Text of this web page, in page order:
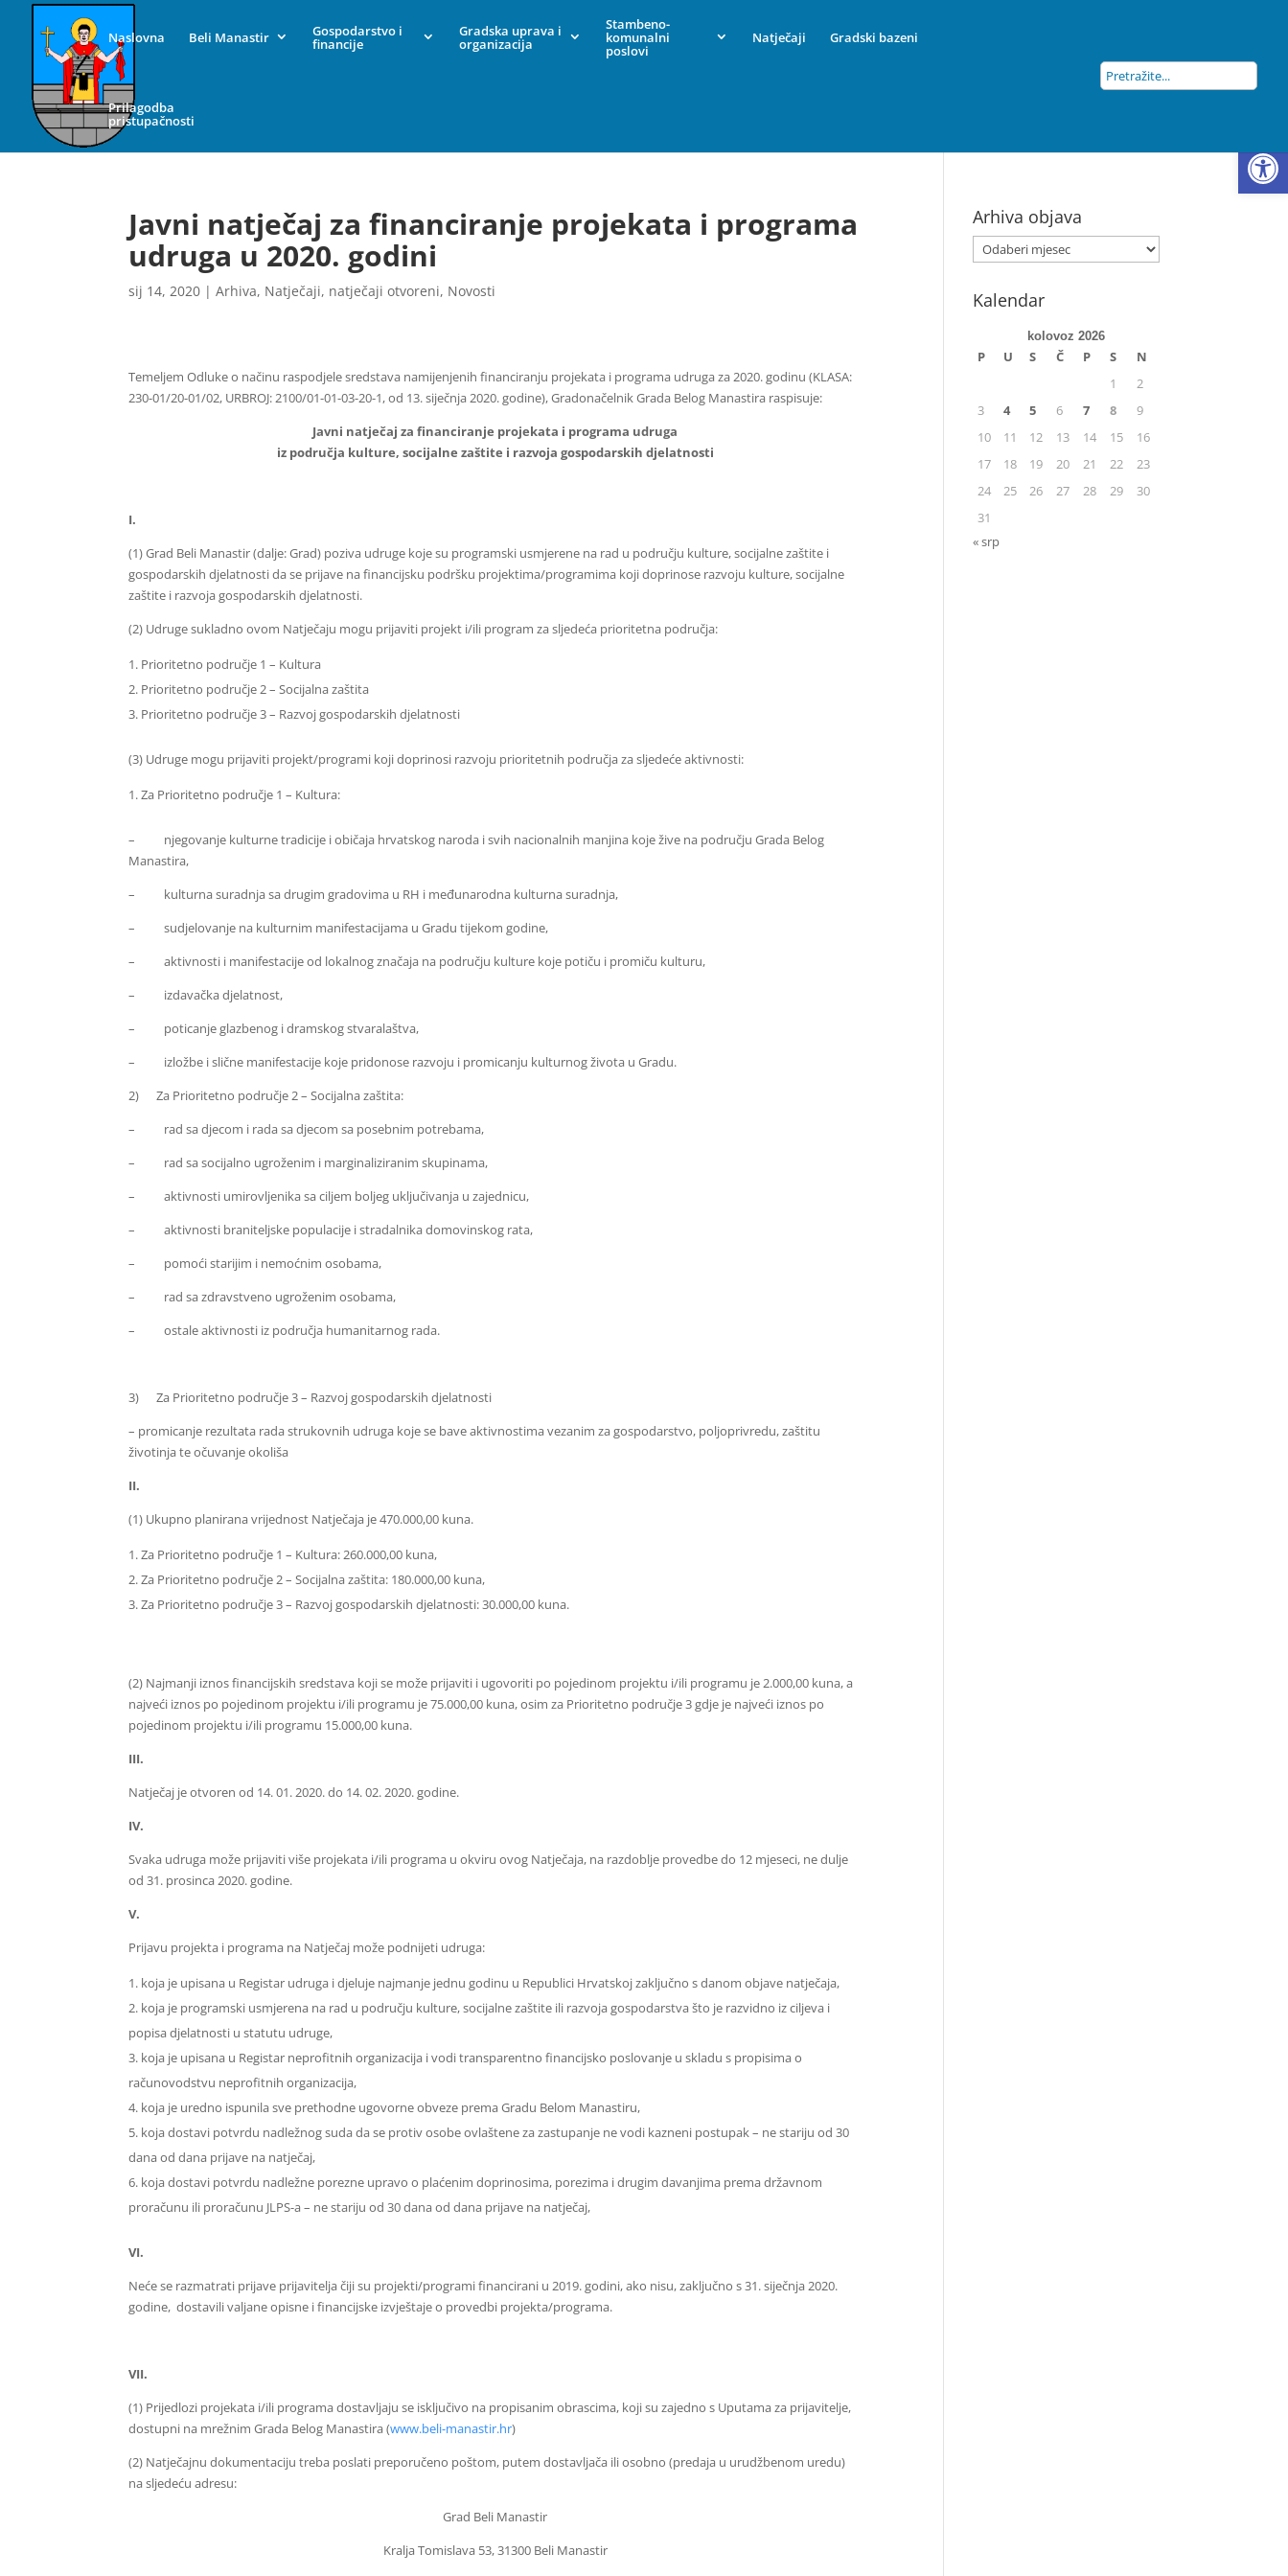
Naslovna Beli Manastir Gospodarstvo i
financije
Gradska uprava i
organizacija
Stambeno-
komunalni
poslovi
Natječaji Gradski bazeni
Prilagodba
pristupačnosti
Javni natječaj za financiranje projekata i programa
udruga u 2020. godini
sij 14, 2020 |Arhiva, Natječaji, natječaji otvoreni, Novosti
Temeljem Odluke o načinu raspodjele sredstava namijenjenih financiranju projekata i programa udruga za 2020. godinu (KLASA:
230-01/20-01/02, URBROJ: 2100/01-01-03-20-1, od 13. siječnja 2020. godine), Gradonačelnik Grada Belog Manastira raspisuje:
Javni natječaj za financiranje projekata i programa udruga
iz područja kulture, socijalne zaštite i razvoja gospodarskih djelatnosti
I.
(1) Grad Beli Manastir (dalje: Grad) poziva udruge koje su programski usmjerene na rad u području kulture, socijalne zaštite i
gospodarskih djelatnosti da se prijave na financijsku podršku projektima/programima koji doprinose razvoju kulture, socijalne
zaštite i razvoja gospodarskih djelatnosti.
(2) Udruge sukladno ovom Natječaju mogu prijaviti projekt i/ili program za sljedeća prioritetna područja:
Prioritetno područje 1 – Kultura
Prioritetno područje 2 – Socijalna zaštita
Prioritetno područje 3 – Razvoj gospodarskih djelatnosti
(3) Udruge mogu prijaviti projekt/programi koji doprinosi razvoju prioritetnih područja za sljedeće aktivnosti:
Za Prioritetno područje 1 – Kultura:
– njegovanje kulturne tradicije i običaja hrvatskog naroda i svih nacionalnih manjina koje žive na području Grada Belog
Manastira,
– kulturna suradnja sa drugim gradovima u RH i međunarodna kulturna suradnja,
–sudjelovanje na kulturnim manifestacijama u Gradu tijekom godine,
–aktivnosti i manifestacije od lokalnog značaja na području kulture koje potiču i promiču kulturu,
– izdavačka djelatnost,
– poticanje glazbenog i dramskog stvaralaštva,
– izložbe i slične manifestacije koje pridonose razvoju i promicanju kulturnog života u Gradu.
2)Za Prioritetno područje 2 – Socijalna zaštita:
– rad sa djecom i rada sa djecom sa posebnim potrebama,
– rad sa socijalno ugroženim i marginaliziranim skupinama,
–aktivnosti umirovljenika sa ciljem boljeg uključivanja u zajednicu,
–aktivnosti braniteljske populacije i stradalnika domovinskog rata,
– pomoći starijim i nemoćnim osobama,
– rad sa zdravstveno ugroženim osobama,
–ostale aktivnosti iz područja humanitarnog rada.
3)Za Prioritetno područje 3 – Razvoj gospodarskih djelatnosti
– promicanje rezultata rada strukovnih udruga koje se bave aktivnostima vezanim za gospodarstvo, poljoprivredu, zaštitu
životinja te očuvanje okoliša
II.
(1) Ukupno planirana vrijednost Natječaja je 470.000,00 kuna.
Za Prioritetno područje 1 – Kultura: 260.000,00 kuna,
Za Prioritetno područje 2 – Socijalna zaštita: 180.000,00 kuna,
Za Prioritetno područje 3 – Razvoj gospodarskih djelatnosti: 30.000,00 kuna.
(2) Najmanji iznos financijskih sredstava koji se može prijaviti i ugovoriti po pojedinom projektu i/ili programu je 2.000,00 kuna, a
najveći iznos po pojedinom projektu i/ili programu je 75.000,00 kuna, osim za Prioritetno područje 3 gdje je najveći iznos po
pojedinom projektu i/ili programu 15.000,00 kuna.
III.
Natječaj je otvoren od 14. 01. 2020. do 14. 02. 2020. godine.
IV.
Svaka udruga može prijaviti više projekata i/ili programa u okviru ovog Natječaja, na razdoblje provedbe do 12 mjeseci, ne dulje
od 31. prosinca 2020. godine.
V.
Prijavu projekta i programa na Natječaj može podnijeti udruga:
koja je upisana u Registar udruga i djeluje najmanje jednu godinu u Republici Hrvatskoj zaključno s danom objave natječaja,
koja je programski usmjerena na rad u području kulture, socijalne zaštite ili razvoja gospodarstva što je razvidno iz ciljeva i
popisa djelatnosti u statutu udruge,
koja je upisana u Registar neprofitnih organizacija i vodi transparentno financijsko poslovanje u skladu s propisima o
računovodstvu neprofitnih organizacija,
koja je uredno ispunila sve prethodne ugovorne obveze prema Gradu Belom Manastiru,
koja dostavi potvrdu nadležnog suda da se protiv osobe ovlaštene za zastupanje ne vodi kazneni postupak – ne stariju od 30
dana od dana prijave na natječaj,
koja dostavi potvrdu nadležne porezne upravo o plaćenim doprinosima, porezima i drugim davanjima prema državnom
proračunu ili proračunu JLPS-a– ne stariju od 30 dana od dana prijave na natječaj,
VI.
Neće se razmatrati prijave prijavitelja čiji su projekti/programi financirani u 2019. godini, ako nisu, zaključno s 31. siječnja 2020.
godine, dostavili valjane opisne i financijske izvještaje o provedbi projekta/programa.
VII.
(1) Prijedlozi projekata i/ili programa dostavljaju se isključivo na propisanim obrascima, koji su zajedno s Uputama za prijavitelje,
dostupni na mrežnim Grada Belog Manastira (www.beli-manastir.hr)
(2) Natječajnu dokumentaciju treba poslati preporučeno poštom, putem dostavljača ili osobno (predaja u urudžbenom uredu)
na sljedeću adresu:
Grad Beli Manastir
Kralja Tomislava 53, 31300 Beli Manastir
Arhiva objava
Kalendar
kolovoz 2026
P U S Č P S
N
1
2
3
4 5 6 7 8
9
10
11 12 13 14 15
16
17
18 19 20 21 22
23
24
25 26 27 28 29
30
31
« srp